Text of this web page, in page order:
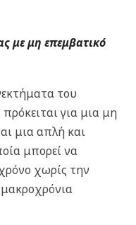
με μη επεμβατικό
του
για μια μη
μια απλή και
μπορεί να
χωρίς την